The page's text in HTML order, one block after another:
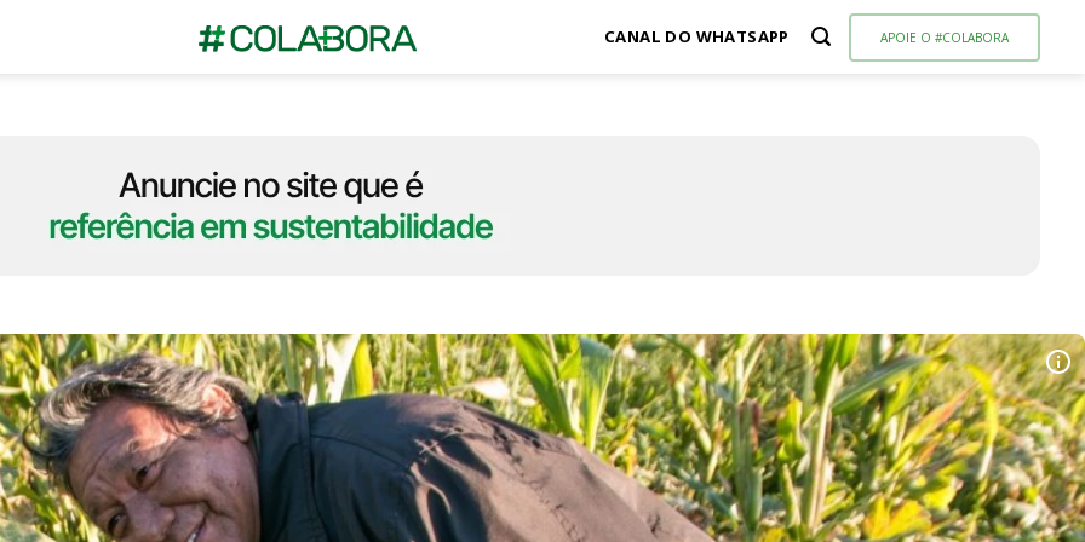
CANAL DO WHATSAPP APOIE O #COLABORA